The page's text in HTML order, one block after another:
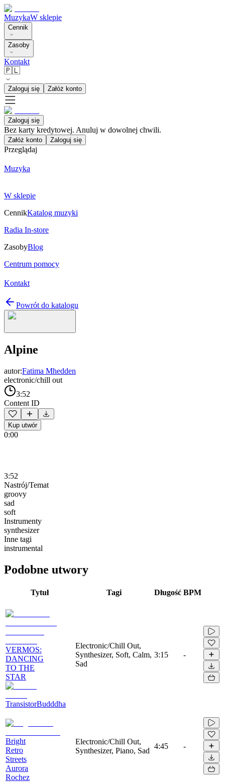
MuzykaW sklepie
Cennik
Zasoby
Kontakt
🇵🇱
Zaloguj się Załóż konto
Zaloguj się
Bez karty kredytowej. Anuluj w dowolnej chwili.
Załóż konto Zaloguj się
Przeglądaj
Muzyka
W sklepie
CennikKatalog muzyki
Radia In-store
ZasobyBlog
Centrum pomocy
Kontakt
Powrót do katalogu
Alpine
autor:Fatima Mhedden
electronic/chill out
3:52
Content ID
Kup utwór
0:00
3:52
Nastrój/Temat
groovy
sad
soft
Instrumenty
synthesizer
Inne tagi
instrumental
Podobne utwory
Tytuł Tagi Długość BPM
VERMOS:
DANCING
TO THE
STAR
TransistorBudddha
Electronic/Chill Out,
Synthesizer, Soft, Calm,
Sad
3:15 -
Bright
Retro
Streets
Aurora
Rochez
Electronic/Chill Out,
Synthesizer, Piano, Sad
4:45 -